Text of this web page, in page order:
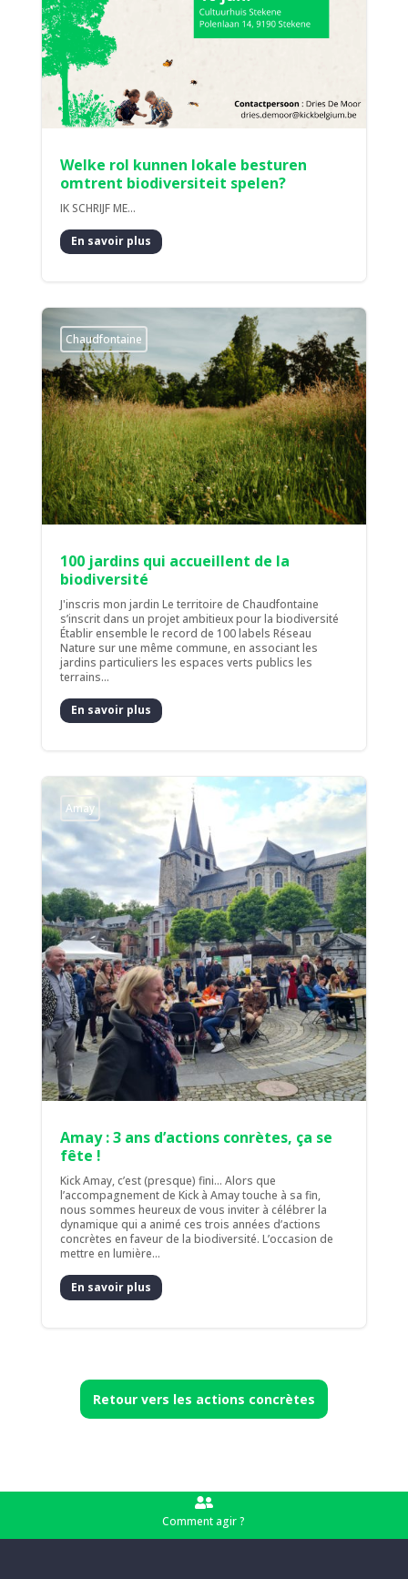
Welke rol kunnen lokale besturen
omtrent biodiversiteit spelen?
IK SCHRIJF ME...
En savoir plus
Chaudfontaine
100 jardins qui accueillent de la
biodiversité
J'inscris mon jardin Le territoire de Chaudfontaine
s’inscrit dans un projet ambitieux pour la biodiversité
Établir ensemble le record de 100 labels Réseau
Nature sur une même commune, en associant les
jardins particuliers les espaces verts publics les
terrains...
En savoir plus
Amay
Amay : 3 ans d’actions conrètes, ça se
fête !
Kick Amay, c’est (presque) fini... Alors que
l’accompagnement de Kick à Amay touche à sa fin,
nous sommes heureux de vous inviter à célébrer la
dynamique qui a animé ces trois années d’actions
concrètes en faveur de la biodiversité. L’occasion de
mettre en lumière...
En savoir plus
Retour vers les actions concrètes

Comment agir ?